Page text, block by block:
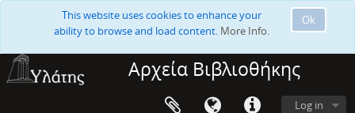
Ok
This website uses cookies to enhance your
ability to browse and load content. More Info.
Αρχεία Βιβλιοθήκης
Log in